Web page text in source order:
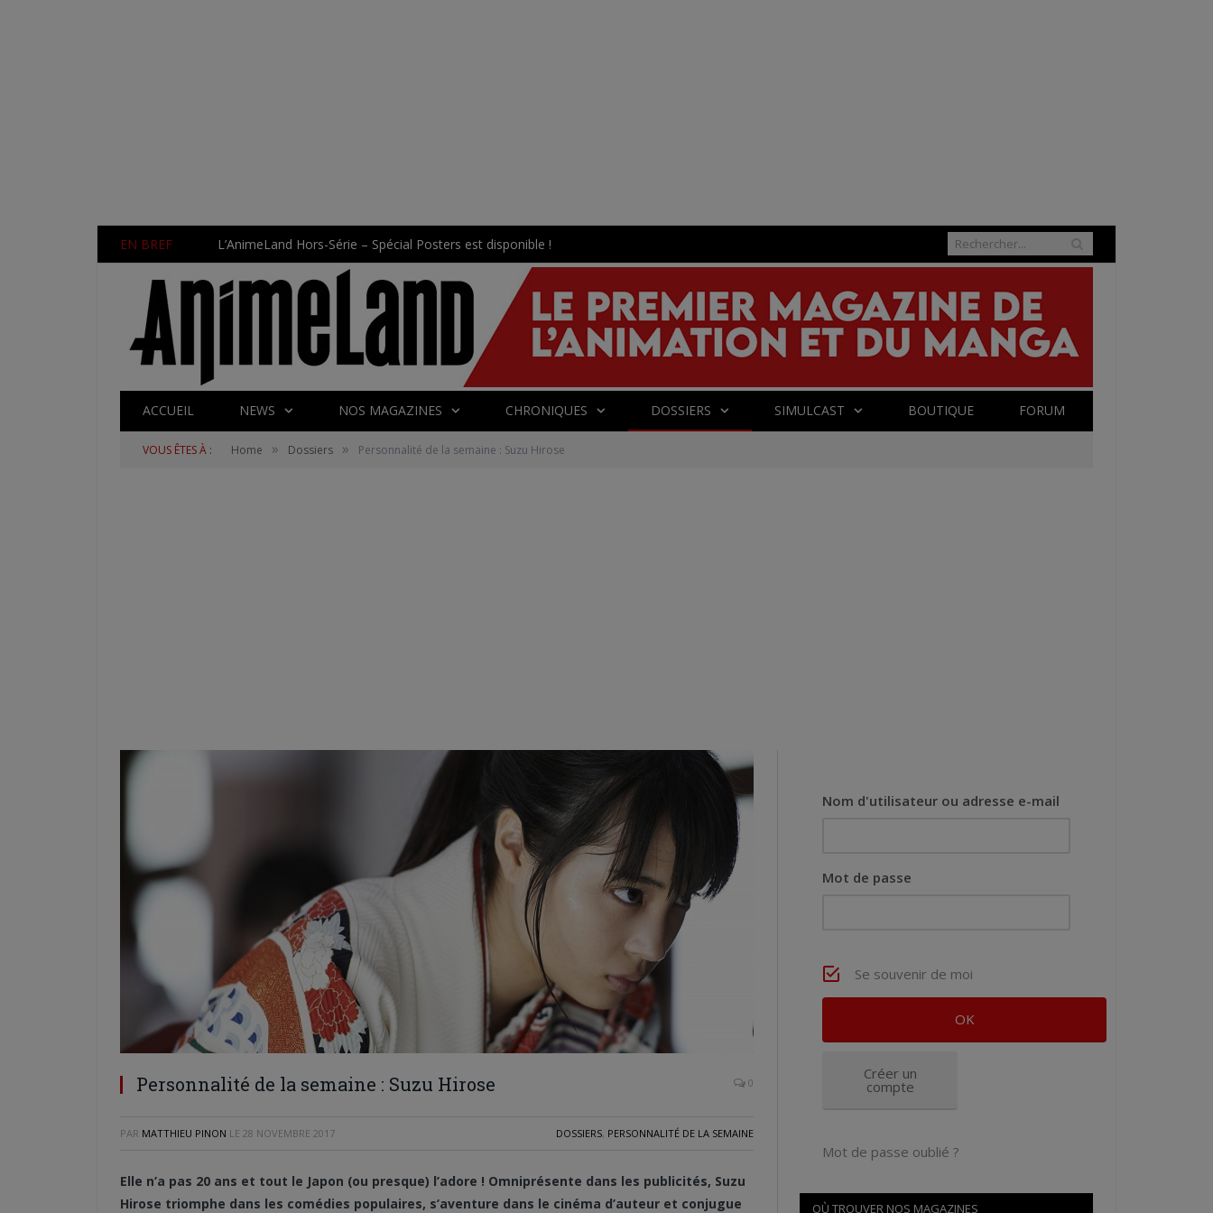
EN BREF L’AnimeLand Hors-Série – Spécial Posters est disponible !
ACCUEIL NEWS NOS MAGAZINES CHRONIQUES DOSSIERS SIMULCAST BOUTIQUE FORUM
VOUS ÊTES À : Home » Dossiers » Personnalité de la semaine : Suzu Hirose
Personnalité de la semaine : Suzu Hirose 0
PAR MATTHIEU PINON LE 28 NOVEMBRE 2017 DOSSIERS, PERSONNALITÉ DE LA SEMAINE
Elle n’a pas 20 ans et tout le Japon (ou presque) l’adore ! Omniprésente dans les publicités, Suzu
Hirose triomphe dans les comédies populaires, s’aventure dans le cinéma d’auteur et conjugue
Nom d'utilisateur ou adresse e-mail
Mot de passe
Se souvenir de moi
Créer un
compte
Mot de passe oublié ?
OÙ TROUVER NOS MAGAZINES